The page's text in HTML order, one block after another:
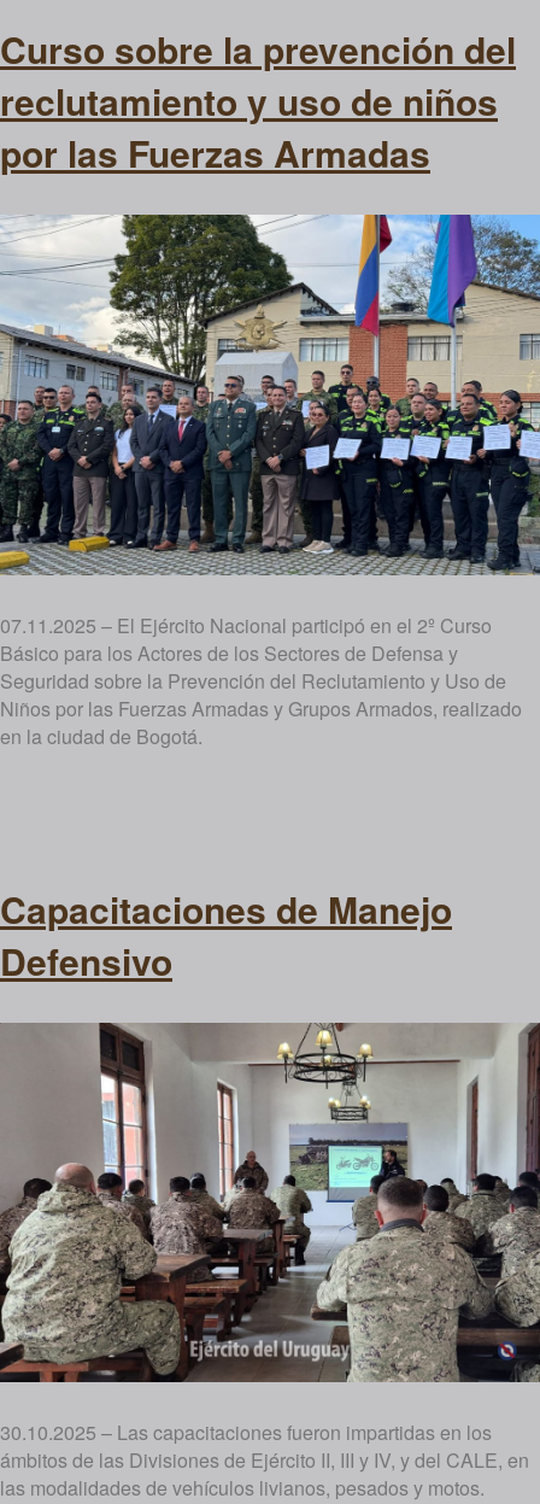
Curso sobre la prevención del
reclutamiento y uso de niños
por las Fuerzas Armadas
07.11.2025 – El Ejército Nacional participó en el 2º Curso
Básico para los Actores de los Sectores de Defensa y
Seguridad sobre la Prevención del Reclutamiento y Uso de
Niños por las Fuerzas Armadas y Grupos Armados, realizado
en la ciudad de Bogotá.
Capacitaciones de Manejo
Defensivo
30.10.2025 – Las capacitaciones fueron impartidas en los
ámbitos de las Divisiones de Ejército II, III y IV, y del CALE, en
las modalidades de vehículos livianos, pesados y motos.